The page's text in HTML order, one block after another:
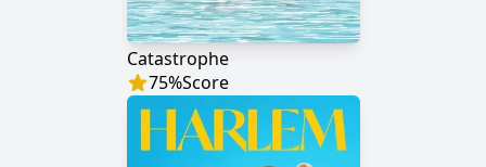
Catastrophe
75%Score